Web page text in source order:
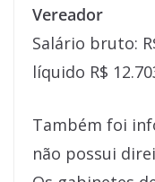
Vereador
Salário bruto:
líquido R$
Também foi
não possui